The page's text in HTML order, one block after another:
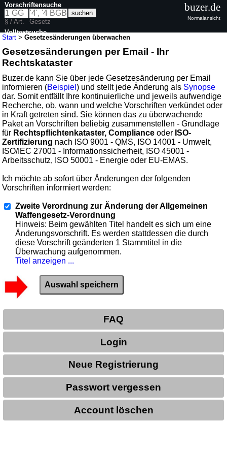
Start >Gesetzesänderungen überwachen
Gesetzesänderungen per Email - Ihr
Rechtskataster
Buzer.de kann Sie über jede Gesetzesänderung per Email
informieren (Beispiel) und stellt jede Änderung als Synopse
dar. Somit entfällt Ihre kontinuierliche und jeweils aufwendige
Recherche, ob, wann und welche Vorschriften verkündet oder
in Kraft getreten sind. Sie können das zu überwachende
Paket an Vorschriften beliebig zusammenstellen - Grundlage
für Rechtspflichtenkataster, Compliance oder ISO-
Zertifizierung nach ISO 9001 - QMS, ISO 14001 - Umwelt,
ISO/IEC 27001 - Informationssicherheit, ISO 45001 -
Arbeitsschutz, ISO 50001 - Energie oder EU-EMAS.
Ich möchte ab sofort über Änderungen der folgenden
Vorschriften informiert werden:
Zweite Verordnung zur Änderung der Allgemeinen
Waffengesetz-Verordnung
Hinweis: Beim gewählten Titel handelt es sich um eine
Änderungsvorschrift. Es werden stattdessen die durch
diese Vorschrift geänderten 1 Stammtitel in die
Überwachung aufgenommen.
Titel anzeigen ...
FAQ
Login
Neue Registrierung
Passwort vergessen
Account löschen
Vorschriftensuche
§ / Art.
Gesetz
Volltextsuche
buzer.de
Normalansicht